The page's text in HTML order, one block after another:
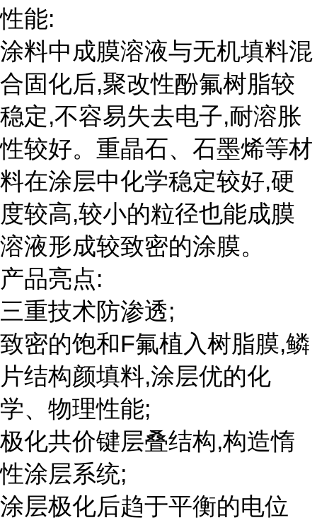
性能:
涂料中成膜溶液与无机填料混
合固化后,聚改性酚氟树脂较
稳定,不容易失去电子,耐溶胀
性较好。重晶石、石墨烯等材
料在涂层中化学稳定较好,硬
度较高,较小的粒径也能成膜
溶液形成较致密的涂膜。
产品亮点:
三重技术防渗透;
致密的饱和F氟植入树脂膜,鳞
片结构颜填料,涂层优的化
学、物理性能;
极化共价键层叠结构,构造惰
性涂层系统;
涂层极化后趋于平衡的电位